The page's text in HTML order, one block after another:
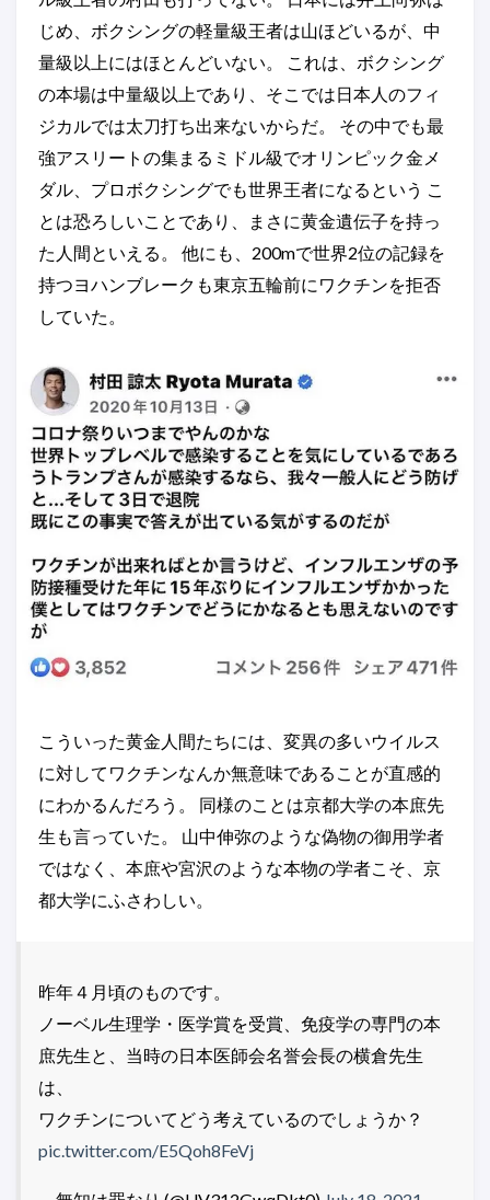
じめ、ボクシングの軽量級王者は山ほどいるが、中
量級以上にはほとんどいない。 これは、ボクシング
の本場は中量級以上であり、そこでは日本人のフィ
ジカルでは太刀打ち出来ないからだ。 その中でも最
強アスリートの集まるミドル級でオリンピック金メ
ダル、プロボクシングでも世界王者になるという こ
とは恐ろしいことであり、まさに黄金遺伝子を持っ
た人間といえる。 他にも、200mで世界2位の記録を
持つヨハンブレークも東京五輪前にワクチンを拒否
していた。
こういった黄金人間たちには、変異の多いウイルス
に対してワクチンなんか無意味であることが直感的
にわかるんだろう。 同様のことは京都大学の本庶先
生も言っていた。 山中伸弥のような偽物の御用学者
ではなく、本庶や宮沢のような本物の学者こそ、京
都大学にふさわしい。
昨年４月頃のものです。
ノーベル生理学・医学賞を受賞、免疫学の専門の本
庶先生と、当時の日本医師会名誉会長の横倉先生
は、
ワクチンについてどう考えているのでしょうか？
pic.twitter.com/E5Qoh8FeVj